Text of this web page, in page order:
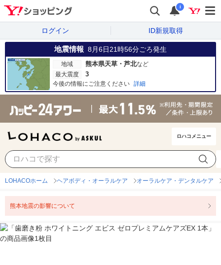
i
ログイン ID新規取得
地震情報 8月6日21時56分ごろ発生
地域 熊本県天草・芦北など
最大震度
3
今後の情報にご注意ください 詳細
ロハコメニュー
LOHACOホーム ヘアボディ・オーラルケア オーラルケア・デンタルケア
熊本地震の影響について